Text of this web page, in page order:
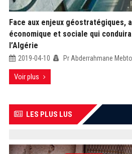
Face aux enjeux géostratégiques,
économique et sociale qui
l’Algérie
2019-04-10 Pr Abderrahmane
Voir plus
LES PLUS LUS